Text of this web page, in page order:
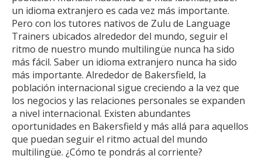
un idioma extranjero es cada vez más importante.
Pero con los tutores nativos de Zulu de Language
Trainers ubicados alrededor del mundo, seguir el
ritmo de nuestro mundo multilingüe nunca ha sido
más fácil. Saber un idioma extranjero nunca ha sido
más importante. Alrededor de Bakersfield, la
población internacional sigue creciendo a la vez que
los negocios y las relaciones personales se expanden
a nivel internacional. Existen abundantes
oportunidades en Bakersfield y más allá para aquellos
que puedan seguir el ritmo actual del mundo
multilingüe. ¿Cómo te pondrás al corriente?